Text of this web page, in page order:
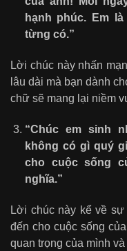
hạnh phúc. Em
từng có.”
Lời chúc này nhấn
lâu dài mà bạn dành
chữ sẽ mang lại niềm
“Chúc em sinh
không có gì quý
cho cuộc sống
nghĩa.”
Lời chúc này kể về
đến cho cuộc sống
quan trọng của mình